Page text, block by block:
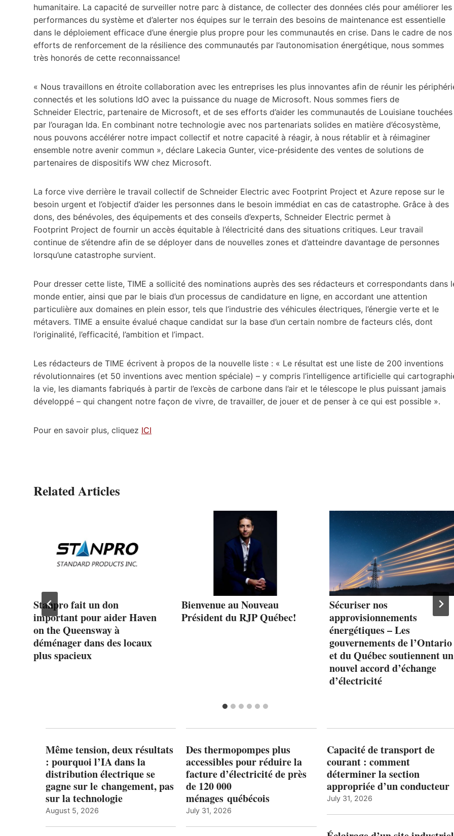
humanitaire. La capacité de surveiller notre parc à distance, de collecter des données clés pour améliorer les
performances du système et d’alerter nos équipes sur le terrain des besoins de maintenance est essentielle
dans le déploiement efficace d’une énergie plus propre pour les communautés en crise. Dans le cadre de nos
efforts de renforcement de la résilience des communautés par l’autonomisation énergétique, nous sommes
très honorés de cette reconnaissance!
« Nous travaillons en étroite collaboration avec les entreprises les plus innovantes afin de réunir les
connectés et les solutions IdO avec la puissance du nuage de Microsoft. Nous sommes fiers de
Schneider Electric, partenaire de Microsoft, et de ses efforts d’aider les communautés de Louisiane touchées
par l’ouragan Ida. En combinant notre technologie avec nos partenariats solides en matière d’écosystème,
nous pouvons accélérer notre impact collectif et notre capacité à réagir, à nous rétablir et à réimaginer
ensemble notre avenir commun », déclare Lakecia Gunter, vice-présidente des ventes de solutions de
partenaires de dispositifs WW chez Microsoft.
La force vive derrière le travail collectif de Schneider Electric avec Footprint Project et Azure repose sur le
besoin urgent et l’objectif d’aider les personnes dans le besoin immédiat en cas de catastrophe. Grâce à des
dons, des bénévoles, des équipements et des conseils d’experts, Schneider Electric permet à
Footprint Project de fournir un accès équitable à l’électricité dans des situations critiques. Leur travail
continue de s’étendre afin de se déployer dans de nouvelles zones et d’atteindre davantage de personnes
lorsqu’une catastrophe survient.
Pour dresser cette liste, TIME a sollicité des nominations auprès des ses rédacteurs et correspondants dans
monde entier, ainsi que par le biais d’un processus de candidature en ligne, en accordant une attention
particulière aux domaines en plein essor, tels que l’industrie des véhicules électriques, l’énergie verte et le
métavers. TIME a ensuite évalué chaque candidat sur la base d’un certain nombre de facteurs clés, dont
l’originalité, l’efficacité, l’ambition et l’impact.
Les rédacteurs de TIME écrivent à propos de la nouvelle liste : « Le résultat est une liste de 200 inventions
révolutionnaires (et 50 inventions avec mention spéciale) – y compris l’intelligence artificielle qui
la vie, les diamants fabriqués à partir de l’excès de carbone dans l’air et le télescope le plus puissant jamais
développé – qui changent notre façon de vivre, de travailler, de jouer et de penser à ce qui est possible ».
Pour en savoir plus, cliquez ICI
Related Articles
Stanpro fait un don
important pour aider Haven
on the Queensway à
déménager dans des locaux
plus spacieux
Bienvenue au Nouveau
Président du RJP Québec!
Sécuriser nos
approvisionnements
énergétiques – Les
gouvernements de l’Ontario
et du Québec soutiennent un
nouvel accord d’échange
d’électricité
Même tension, deux résultats
: pourquoi l’IA dans la
distribution électrique se
gagne sur le changement, pas
sur la technologie
August 5, 2026
Des thermopompes plus
accessibles pour réduire la
facture d’électricité de près
de 120 000
ménages québécois
July 31, 2026
Capacité de transport de
courant : comment
déterminer la section
appropriée d’un conducteur
July 31, 2026